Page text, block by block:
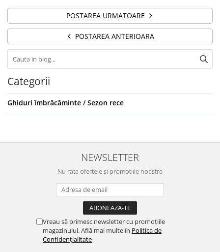
POSTAREA URMATOARE
POSTAREA ANTERIOARA
Categorii
Ghiduri îmbrăcăminte / Sezon rece
NEWSLETTER
Nu rata ofertele si promotiile noastre
Vreau să primesc newsletter cu promoțiile
magazinului. Află mai multe în Politica de
Confidențialitate